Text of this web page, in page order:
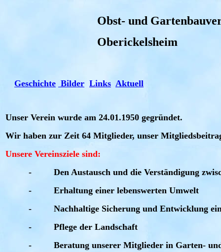
Obst- und
Oberickelsheim
Geschichte Bilder Links Aktuell
Unser Verein wurde am 24.01.1950 gegründet.
Wir haben zur Zeit 64 Mitglieder, unser
Unsere Vereinsziele sind:
-
Den Austausch und die Verständigung
-
Erhaltung einer lebenswerten Umwelt
-
Nachhaltige Sicherung und Entwicklung
-
Pflege der Landschaft
-
Beratung unserer Mitglieder in Garten-